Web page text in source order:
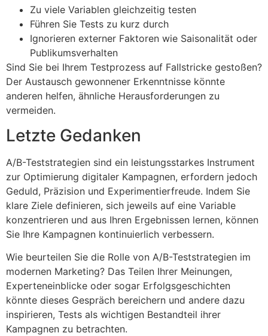
Zu viele Variablen gleichzeitig testen
Führen Sie Tests zu kurz durch
Ignorieren externer Faktoren wie Saisonalität oder
Publikumsverhalten
Sind Sie bei Ihrem Testprozess auf Fallstricke gestoßen?
Der Austausch gewonnener Erkenntnisse könnte
anderen helfen, ähnliche Herausforderungen zu
vermeiden.
Letzte Gedanken
A/B-Teststrategien sind ein leistungsstarkes Instrument
zur Optimierung digitaler Kampagnen, erfordern jedoch
Geduld, Präzision und Experimentierfreude. Indem Sie
klare Ziele definieren, sich jeweils auf eine Variable
konzentrieren und aus Ihren Ergebnissen lernen, können
Sie Ihre Kampagnen kontinuierlich verbessern.
Wie beurteilen Sie die Rolle von A/B-Teststrategien im
modernen Marketing? Das Teilen Ihrer Meinungen,
Experteneinblicke oder sogar Erfolgsgeschichten
könnte dieses Gespräch bereichern und andere dazu
inspirieren, Tests als wichtigen Bestandteil ihrer
Kampagnen zu betrachten.